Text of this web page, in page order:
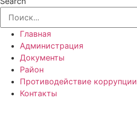
Главная
Администрация
Документы
Район
Противодействие коррупции
Контакты